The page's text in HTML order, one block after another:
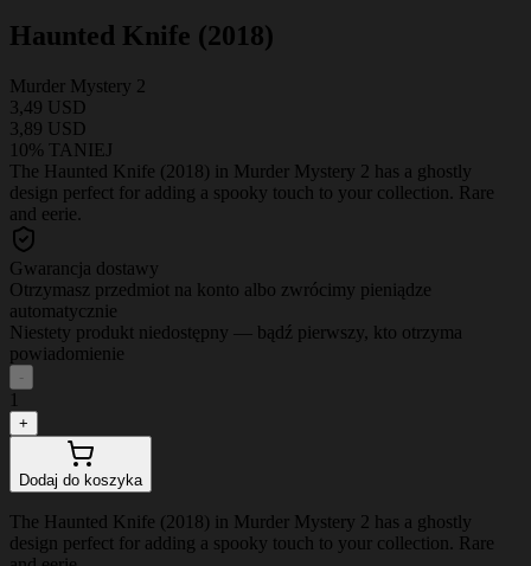
Haunted Knife (2018)
Murder Mystery 2
3,49 USD
3,89 USD
10% TANIEJ
The Haunted Knife (2018) in Murder Mystery 2 has a ghostly
design perfect for adding a spooky touch to your collection. Rare
and eerie.
Gwarancja dostawy
Otrzymasz przedmiot na konto albo zwrócimy pieniądze
automatycznie
Niestety produkt niedostępny — bądź pierwszy, kto otrzyma
powiadomienie
-
1
+
Dodaj do koszyka
The Haunted Knife (2018) in Murder Mystery 2 has a ghostly
design perfect for adding a spooky touch to your collection. Rare